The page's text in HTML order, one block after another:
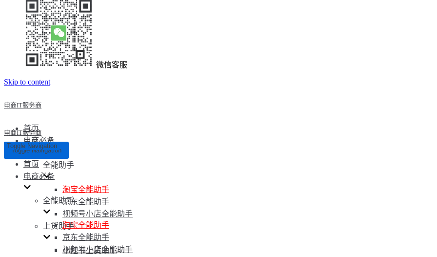
微信客服
Skip to content
电商IT服务商
首页
电商必备
全能助手
淘宝全能助手
京东全能助手
视频号小店全能助手
上货助手
小红书上货助手
电商IT服务商
Toggle Navigation
Toggle Navigation
首页
电商必备
全能助手
淘宝全能助手
京东全能助手
视频号小店全能助手